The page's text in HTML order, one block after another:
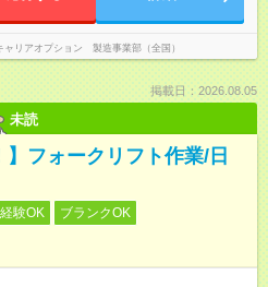
ャリアオプション 製造事業部（全国）
掲載日：2026.08.05
未読
】フォークリフト作業/日
験OK
ブランクOK